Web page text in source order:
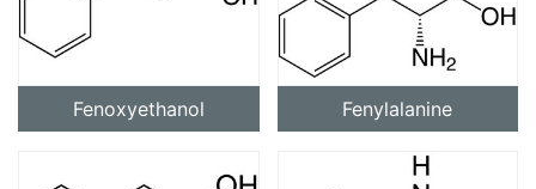
Fenoxyethanol Fenylalanine